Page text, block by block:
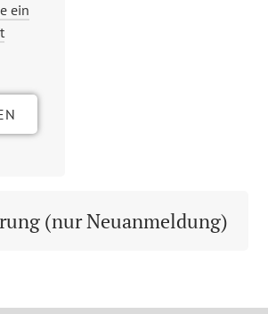
ein
(nur Neuanmeldung)